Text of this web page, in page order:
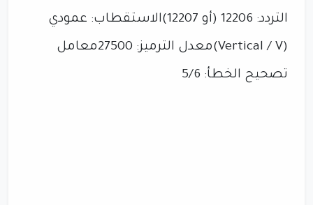
التردد: 12206 (أو 12207)الاستقطاب: عمودي
(Vertical / V)معدل الترميز: 27500معامل
تصحيح الخطأ: 5/6